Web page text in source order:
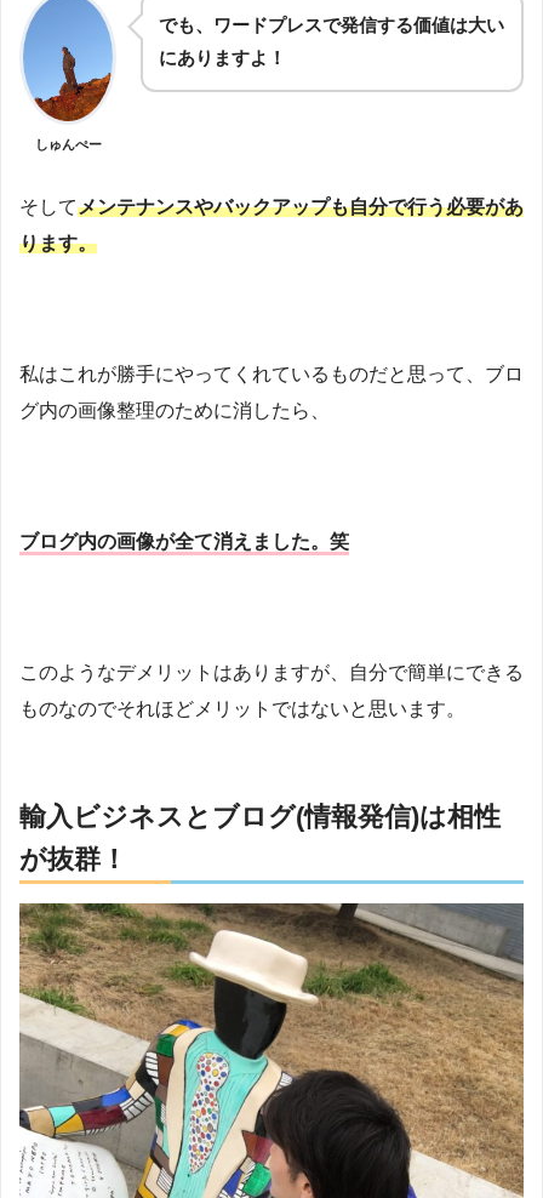
しゅんぺー
でも、ワードプレスで発信する価値は大い
にありますよ！
そしてメンテナンスやバックアップも自分で行う必要があ
ります。
私はこれが勝手にやってくれているものだと思って、ブロ
グ内の画像整理のために消したら、
ブログ内の画像が全て消えました。笑
このようなデメリットはありますが、自分で簡単にできる
ものなのでそれほどメリットではないと思います。
輸入ビジネスとブログ(情報発信)は相性
が抜群！